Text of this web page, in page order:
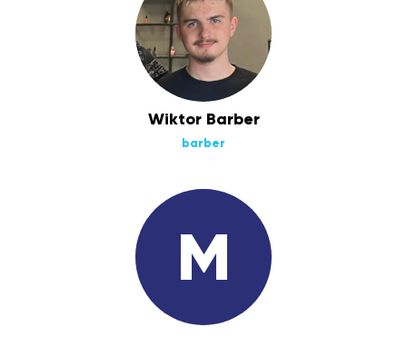
Wiktor Barber
barber
M